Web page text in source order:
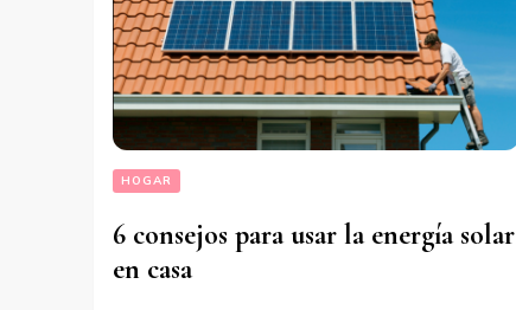
HOGAR
6 consejos para usar la energía solar
en casa